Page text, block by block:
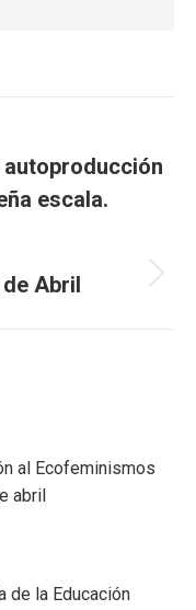
autoproducción
escala.
de Abril
al Ecofeminismos
abril
de la Educación